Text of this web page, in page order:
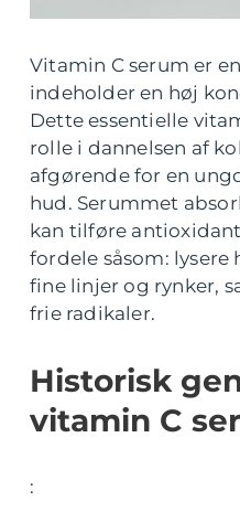
Vitamin C serum er
indeholder en høj
Dette essentielle
rolle i dannelsen af
afgørende for en
hud. Serummet
kan tilføre
fordele såsom:
fine linjer og rynker,
frie radikaler.
Historisk
vitamin C
: